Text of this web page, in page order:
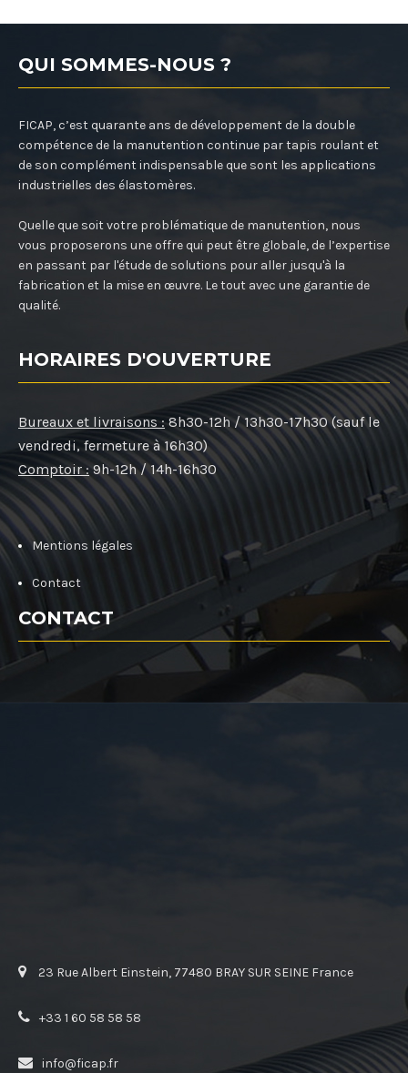
QUI SOMMES-NOUS ?
FICAP, c’est quarante ans de développement de la double
compétence de la manutention continue par tapis roulant et
de son complément indispensable que sont les applications
industrielles des élastomères.
Quelle que soit votre problématique de manutention, nous
vous proposerons une offre qui peut être globale, de l’expertise
en passant par l'étude de solutions pour aller jusqu'à la
fabrication et la mise en œuvre. Le tout avec une garantie de
qualité.
HORAIRES D'OUVERTURE
Bureaux et livraisons : 8h30-12h / 13h30-17h30 (sauf le
vendredi, fermeture à 16h30)
Comptoir : 9h-12h / 14h-16h30
Mentions légales
Contact
CONTACT
23 Rue Albert Einstein, 77480 BRAY SUR SEINE France
+33 1 60 58 58 58
info@ficap.fr